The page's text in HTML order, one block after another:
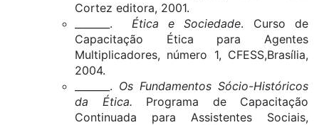
Cortez editora, 2001.
_______.
Ética e Sociedade. Curso de
Capacitação Ética para Agentes
Multiplicadores, número 1, CFESS,Brasília,
2004.
­­­_______. Os Fundamentos Sócio-Históricos
da Ética. Programa de Capacitação
Continuada para Assistentes Sociais,